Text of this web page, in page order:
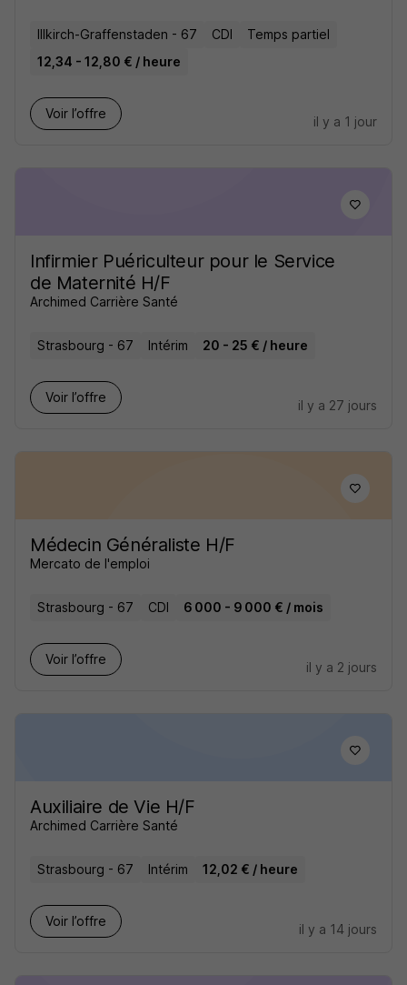
Illkirch-Graffenstaden - 67 CDI
Temps partiel
12,34 - 12,80 € / heure
Voir l’offre
il y a 1 jour
Infirmier Puériculteur pour le Service
de Maternité H/F
Archimed Carrière Santé
Strasbourg - 67 Intérim 20 - 25 € / heure
Voir l’offre
il y a 27 jours
Médecin Généraliste H/F
Mercato de l'emploi
Strasbourg - 67 CDI 6 000 - 9 000 € / mois
Voir l’offre
il y a 2 jours
Auxiliaire de Vie H/F
Archimed Carrière Santé
Strasbourg - 67 Intérim 12,02 € / heure
Voir l’offre
il y a 14 jours